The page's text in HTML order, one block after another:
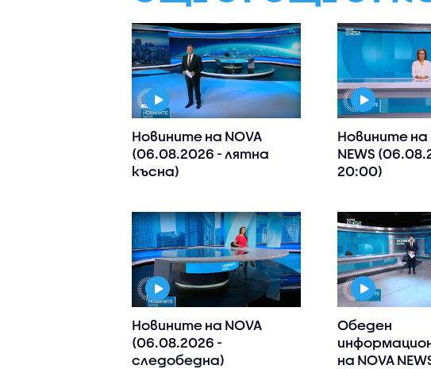
Новините на NOVA
(06.08.2026 - лятна
късна)
Новините на
NEWS
20:00)
Новините на NOVA
(06.08.2026 -
следобедна)
Обеден
на NOVA